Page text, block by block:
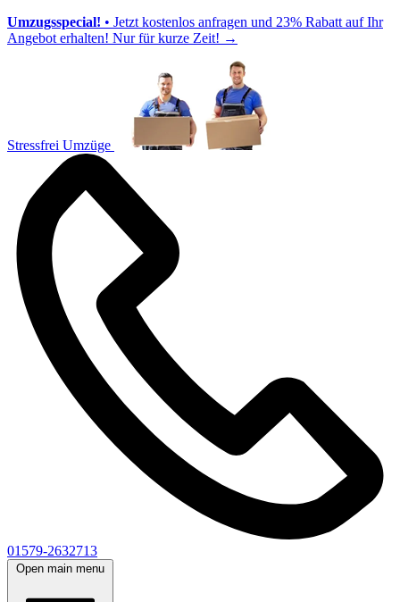
Umzugsspecial! • Jetzt kostenlos anfragen und 23% Rabatt auf Ihr
Angebot erhalten! Nur für kurze Zeit! →
Stressfrei Umzüge
01579-2632713
Open main menu